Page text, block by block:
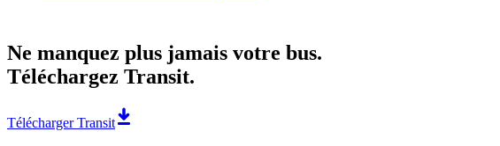
Ne manquez plus jamais votre bus.
Téléchargez Transit.
Télécharger Transit